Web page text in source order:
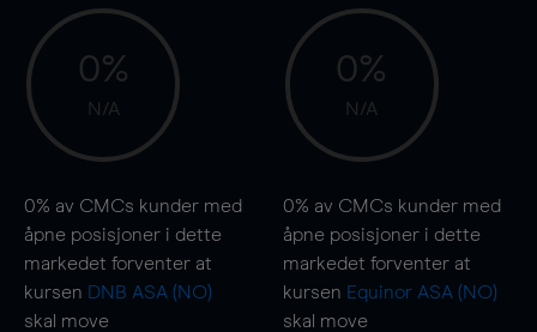
0%
N/A
0% av CMCs kunder med
åpne posisjoner i dette
markedet forventer at
kursen DNB ASA (NO)
skal move
0%
N/A
0% av CMCs kunder med
åpne posisjoner i dette
markedet forventer at
kursen Equinor ASA (NO)
skal move